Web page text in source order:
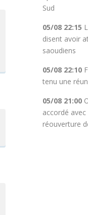
Sud
05/08 22:15
disent avoir
saoudiens
05/08 22:10
tenu une
05/08 21:00
accordé
réouverture